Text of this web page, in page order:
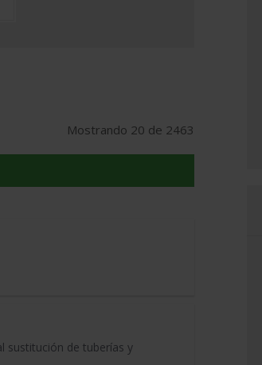
Mostrando 20 de 2463
sustitución de tuberías y